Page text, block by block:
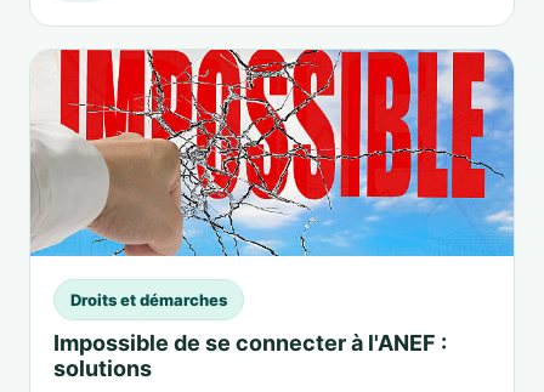
Droits et démarches
Impossible de se connecter à l'ANEF :
solutions